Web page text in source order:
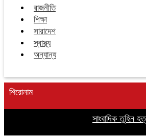
রাজনীতি
শিক্ষা
সারাদেশ
স্বাস্থ্য
অন্যান্য
শিরোনাম
সাংবাদিক তুহিন